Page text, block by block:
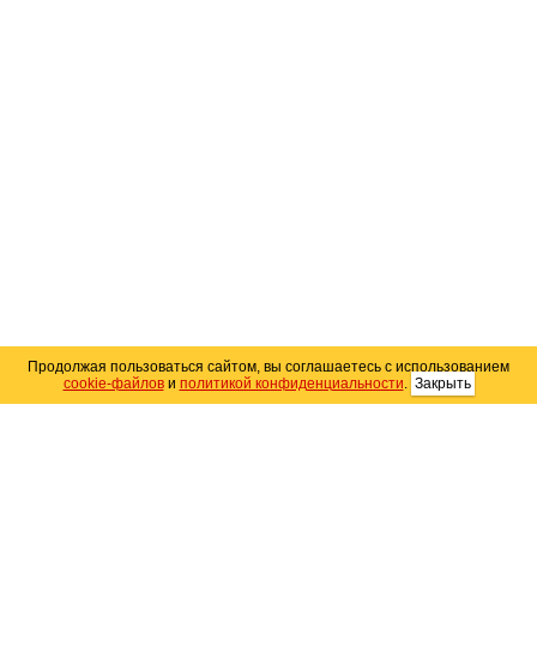
Продолжая пользоваться сайтом, вы соглашаетесь с использованием
cookie-файлови политикой конфиденциальности. Закрыть